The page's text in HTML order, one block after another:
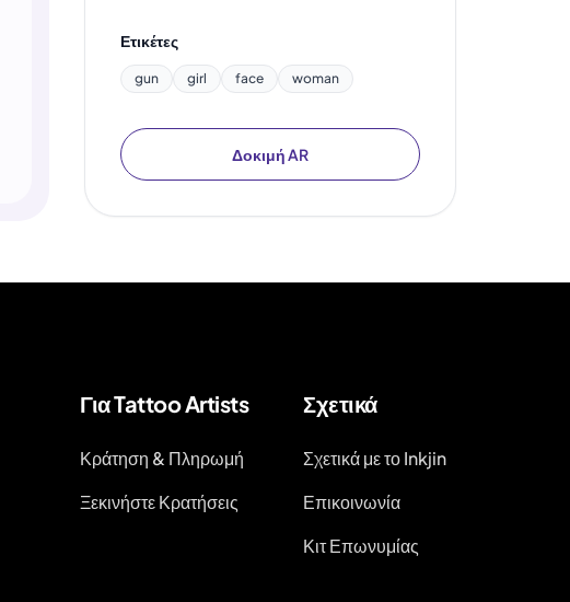
Ετικέτες
gun girl face woman
Δοκιμή AR
Για Tattoo Artists
Κράτηση & Πληρωμή
Ξεκινήστε Κρατήσεις
Σχετικά
Σχετικά με το Inkjin
Επικοινωνία
Κιτ Επωνυμίας